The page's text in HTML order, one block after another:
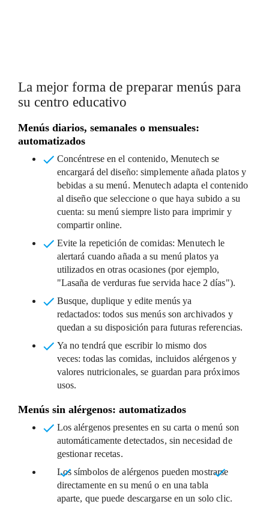
La mejor forma de preparar menús para
su centro educativo
Menús diarios, semanales o mensuales:
automatizados
Concéntrese en el contenido, Menutech se
encargará del diseño: simplemente añada platos y
bebidas a su menú. Menutech adapta el contenido
al diseño que seleccione o que haya subido a su
cuenta: su menú siempre listo para imprimir y
compartir online.
Evite la repetición de comidas: Menutech le
alertará cuando añada a su menú platos ya
utilizados en otras ocasiones (por ejemplo,
"Lasaña de verduras fue servida hace 2 días").
Busque, duplique y edite menús ya
redactados: todos sus menús son archivados y
quedan a su disposición para futuras referencias.
Ya no tendrá que escribir lo mismo dos
veces: todas las comidas, incluidos alérgenos y
valores nutricionales, se guardan para próximos
usos.
Menús sin alérgenos: automatizados
Los alérgenos presentes en su carta o menú son
automáticamente detectados, sin necesidad de
gestionar recetas.
Lossímbolos de alérgenos pueden mostrarse
directamente en su menú o en una tabla
aparte, que puede descargarse en un solo clic.